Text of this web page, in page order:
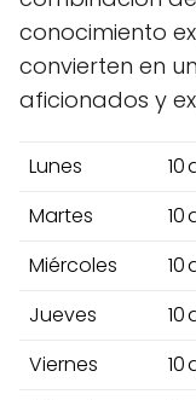
conocimiento
convierten en
aficionados y
Lunes
10
Martes
10
Miércoles
10
Jueves
10
Viernes
10